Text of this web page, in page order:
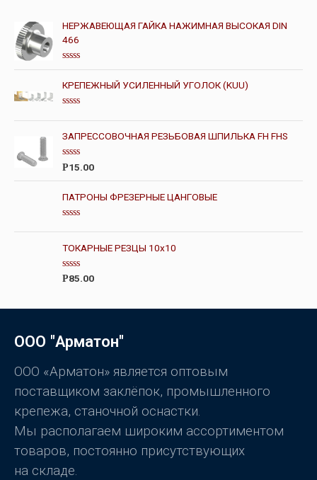
НЕРЖАВЕЮЩАЯ ГАЙКА НАЖИМНАЯ ВЫСОКАЯ DIN
466
О
е
н
к
0
и
з
5
КРЕПЕЖНЫЙ УСИЛЕННЫЙ УГОЛОК (KUU)
ц
е
н
к
0
и
5
ЗАПРЕССОВОЧНАЯ РЕЗЬБОВАЯ ШПИЛЬКА FH FHS
О
е
н
к
а
и
5
Р15.00
ПАТРОНЫ ФРЕЗЕРНЫЕ ЦАНГОВЫЕ
ц
е
н
к
а
0
5
ТОКАРНЫЕ РЕЗЦЫ 10х10
О
и
з
Р85.00
ООО "Арматон"
ООО «Арматон» является оптовым
поставщиком заклёпок, промышленного
крепежа, станочной оснастки.
Мы располагаем широким ассортиментом
товаров, постоянно присутствующих
на складе.